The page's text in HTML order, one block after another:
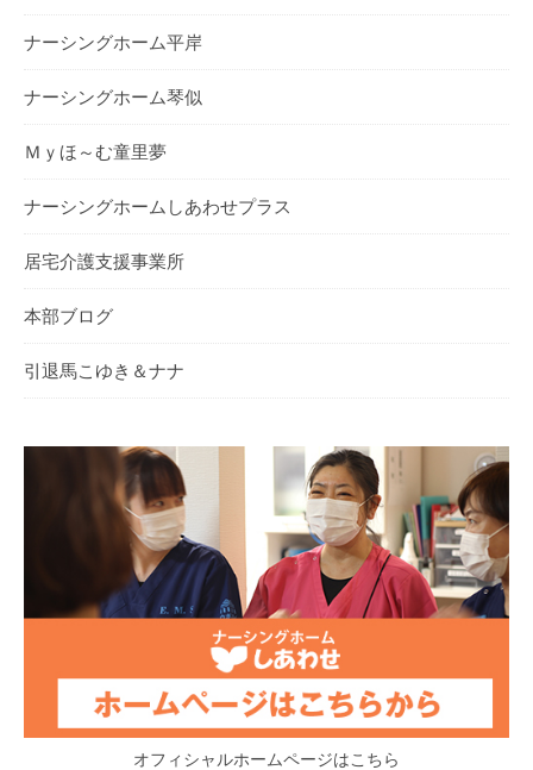
ナーシングホーム平岸
ナーシングホーム琴似
Ｍｙほ～む童里夢
ナーシングホームしあわせプラス
居宅介護支援事業所
本部ブログ
引退馬こゆき＆ナナ
オフィシャルホームページはこちら